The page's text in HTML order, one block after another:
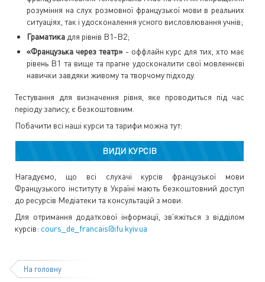
розуміння на слух розмовної французької мови в реальних
ситуаціях, так і удосконалення усного висловлювання учнів;
Граматика для рівнів В1-В2;
«Французька через театр»- оффлайн курс для тих, хто має
рівень В1 та вище та прагне удосконалити свої мовленнєві
навички завдяки живому та творчому підходу.
Тестування для визначення рівня, яке проводиться під час
періоду запису, є безкоштовним.
Побачити всі наші курси та тарифи можна тут:
ВИДИ КУРСІВ
Нагадуємо, що всі слухачі курсів французької мови
Французького інституту в Україні мають безкоштовний доступ
до ресурсів Медіатеки та консультацій з мови.
Для отримання додаткової інформації, зв'яжіться з відділом
курсів: cours_de_francais@ifu.kyiv.ua
На головну